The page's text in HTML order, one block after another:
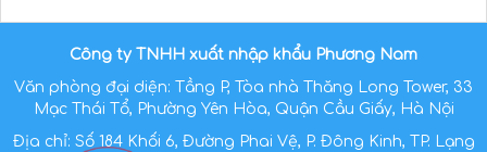
Công ty TNHH xuất nhập khẩu Phương Nam
Văn phòng đại diện: Tầng P, Tòa nhà Thăng Long Tower, 33
Mạc Thái Tổ, Phường Yên Hòa, Quận Cầu Giấy, Hà Nội
Địa chỉ: Số 184 Khối 6, Đường Phai Vệ, P. Đông Kinh, TP. Lạng